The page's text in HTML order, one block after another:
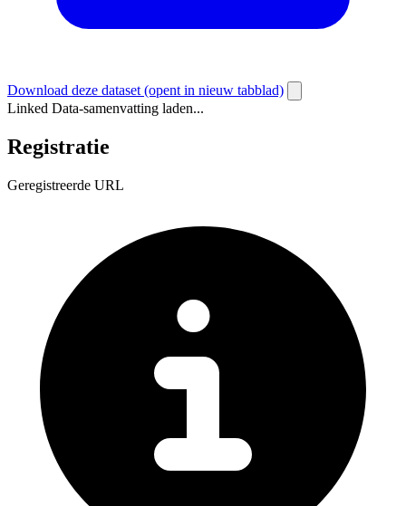
Download deze dataset (opent in nieuw tabblad)
Linked Data-samenvatting laden...
Registratie
Geregistreerde URL